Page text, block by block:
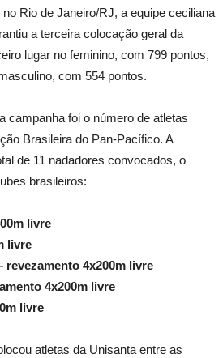
Rio de Janeiro/RJ, a equipe ceciliana
a terceira colocação geral da
lugar no feminino, com 799 pontos,
com 554 pontos.
campanha foi o número de atletas
Brasileira do Pan-Pacífico. A
de 11 nadadores convocados, o
brasileiros:
livre
livre
4x200m livre
4x200m livre
livre
atletas da Unisanta entre as